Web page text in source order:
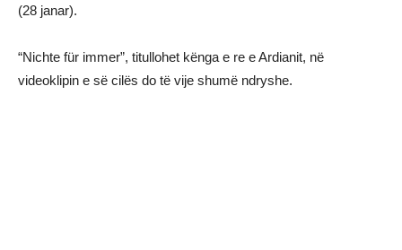
(28 janar).
“Nichte für immer”, titullohet kënga e re e Ardianit, në
videoklipin e së cilës do të vije shumë ndryshe.